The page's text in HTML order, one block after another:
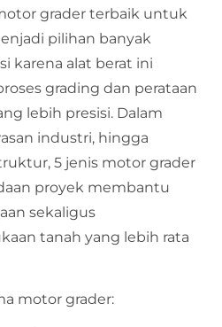
grader terbaik untuk
pilihan banyak
karena alat berat ini
grading dan perataan
lebih presisi. Dalam
industri, hingga
5 jenis motor grader
proyek membantu
sekaligus
tanah yang lebih rata
motor grader: